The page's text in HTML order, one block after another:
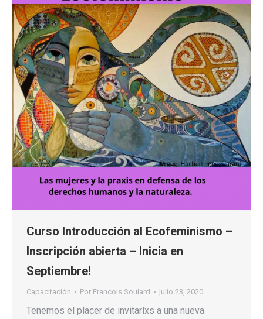
Curso Introducción al Ecofeminismo –
Inscripción abierta – Inicia en
Septiembre!
Capacitación Por Francois Soulard julio 23, 2020
Tenemos el placer de invitarlxs a una nueva